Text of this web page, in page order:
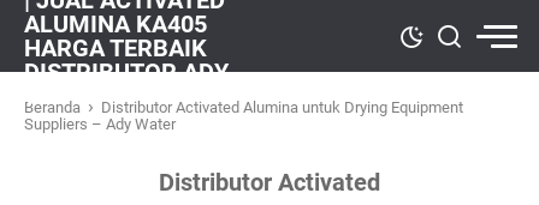
ALUMINA KA405
HARGA TERBAIK
DISTRIBUTOR ADY
WATER
Beranda › Distributor Activated Alumina untuk Drying Equipment
Suppliers – Ady Water
Distributor Activated